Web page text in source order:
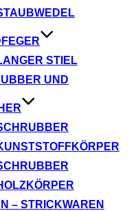
STIEL
UND
– STRICKWAREN